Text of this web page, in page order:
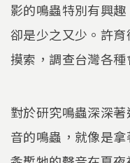
影的鳴蟲特別有興
卻是少之又少。許
摸索，調查台灣各種
對於研究鳴蟲深深
音的鳴蟲，就像是